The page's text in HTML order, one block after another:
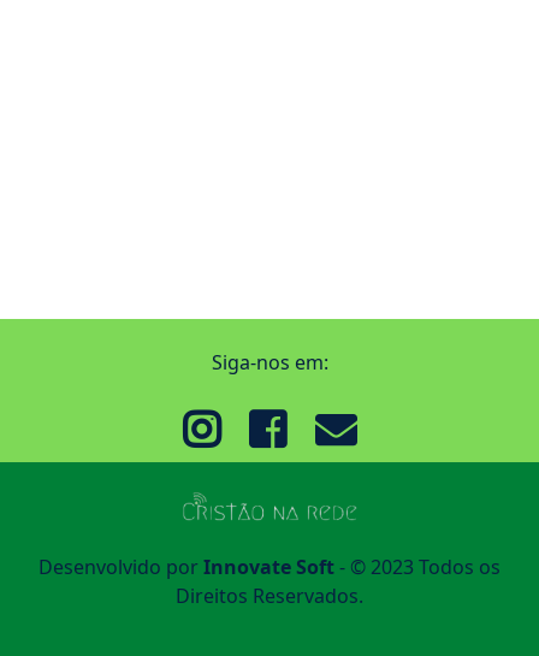
Siga-nos em:
Desenvolvido porInnovate Soft- © 2023 Todos os
Direitos Reservados.